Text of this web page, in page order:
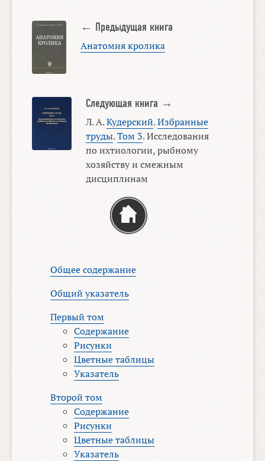
← Предыдущая книга
Анатомия кролика
Следующая книга →
Л. А.Кудерский.Избранные
труды.Том 3. Исследования
по ихтиологии, рыбному
хозяйству и смежным
дисциплинам
Общее содержание
Общий указатель
Первый том
Содержание
Рисунки
Цветные таблицы
Указатель
Второй том
Содержание
Рисунки
Цветные таблицы
Указатель